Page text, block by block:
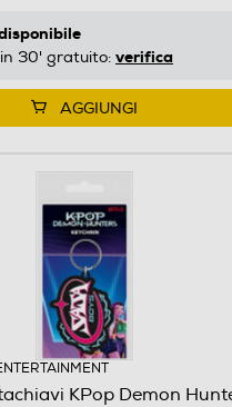
30' gratuito: verifica
AGGIUNGI
KPop Demon